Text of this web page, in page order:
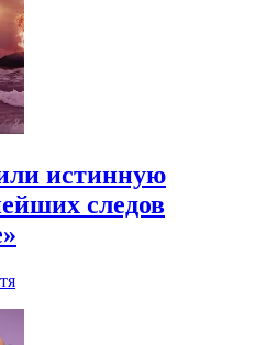
истинную
следов